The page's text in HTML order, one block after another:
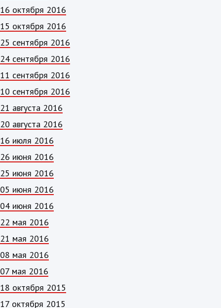
16 октября 2016
15 октября 2016
25 сентября 2016
24 сентября 2016
11 сентября 2016
10 сентября 2016
21 августа 2016
20 августа 2016
16 июля 2016
26 июня 2016
25 июня 2016
05 июня 2016
04 июня 2016
22 мая 2016
21 мая 2016
08 мая 2016
07 мая 2016
18 октября 2015
17 октября 2015